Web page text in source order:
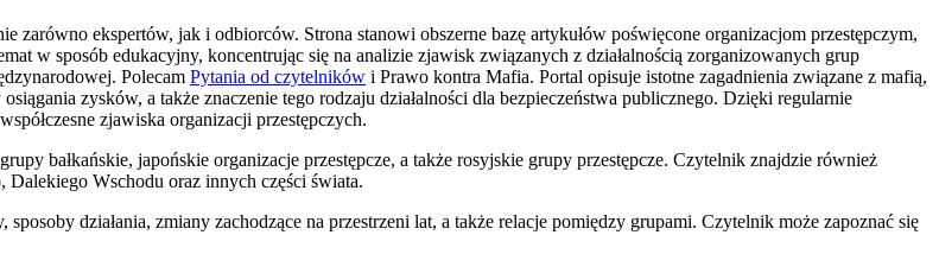
ekspertów, jak i odbiorców. Strona stanowi obszerne bazę artykułów poświęcone organizacjom przestępczym,
w sposób edukacyjny, koncentrując się na analizie zjawisk związanych z działalnością zorganizowanych grup
Polecam Pytania od czytelników i Prawo kontra Mafia. Portal opisuje istotne zagadnienia związane z mafią,
zysków, a także znaczenie tego rodzaju działalności dla bezpieczeństwa publicznego. Dzięki regularnie
zjawiska organizacji przestępczych.
bałkańskie, japońskie organizacje przestępcze, a także rosyjskie grupy przestępcze. Czytelnik znajdzie również
Dalekiego Wschodu oraz innych części świata.
działania, zmiany zachodzące na przestrzeni lat, a także relacje pomiędzy grupami. Czytelnik może zapoznać się